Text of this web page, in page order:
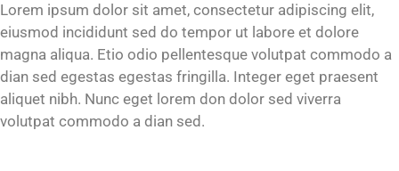
Lorem ipsum dolor sit amet, consectetur adipiscing elit,
eiusmod incididunt sed do tempor ut labore et dolore
magna aliqua. Etio odio pellentesque volutpat commodo a
dian sed egestas egestas fringilla. Integer eget praesent
aliquet nibh. Nunc eget lorem don dolor sed viverra
volutpat commodo a dian sed.